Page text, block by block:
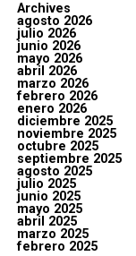
Archives
agosto 2026
julio 2026
junio 2026
mayo 2026
abril 2026
marzo 2026
febrero 2026
enero 2026
diciembre 2025
noviembre 2025
octubre 2025
septiembre 2025
agosto 2025
julio 2025
junio 2025
mayo 2025
abril 2025
marzo 2025
febrero 2025